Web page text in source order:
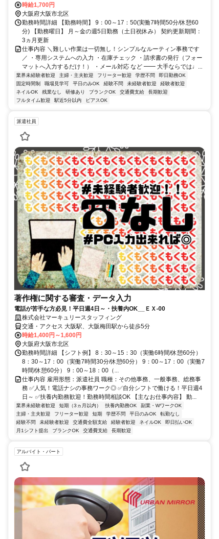
時給1,700円
大阪府大阪市北区
勤務時間詳細 【勤務時間】 9：00～17：50(実働7時間50分/休憩60
分) 【勤務曜日】 月～金の週5日勤務（土日祝休み） 契約更新期間：
3ヵ月更新
仕事内容 ＼難しい作業は一切無し！シンプルなルーティン事務です
／ ・専用システムへの入力 ・在庫チェック ・請求書の発行（フォー
マットへ入力するだけ！） ・メール対応 など ━━ 大手ならでは♩...
業界未経験者歓迎 主婦・主夫歓迎 フリーター歓迎 学歴不問
即日勤務OK
固定時間制
職場見学可 平日のみOK 経験不問 未経験者歓迎
経験者歓迎
ネイルOK
残業なし 研修あり ブランクOK 交通費支給
長期歓迎
フルタイム歓迎
駅近5分以内 ピアスOK
派遣社員
著作権に関する審査・データ入力
電話が苦手な方必見！平日週4日～・扶養内OK__ＥＸ-00
株式会社マーキュリースタッフィング
交通・アクセス 大阪駅、大阪梅田駅から徒歩5分
時給1,400円～1,600円
大阪府大阪市北区
勤務時間詳細 【シフト例】 8：30～15：30（実働6時間/休憩60分）
8：30～17：00（実働7時間30分/休憩60分） 9：00～17：00（実働7
時間/休憩60分） 9：00～18：00（...
仕事内容 雇用形態：派遣社員 職種：その他事務、一般事務、総務事
務 ✅人気！電話ナシの事務ワーク◎ ✅自分シフトで働ける！平日週4
日～ ✅扶養内勤務歓迎！勤務時間相談OK 【主なお仕事内容】 動...
業界未経験者歓迎 短期（3ヵ月以内） 扶養内勤務OK
副業・WワークOK
主婦・主夫歓迎
フリーター歓迎 短期 学歴不問 平日のみOK
転勤なし
経験不問
未経験者歓迎 交通費全額支給 経験者歓迎 ネイルOK
即日払いOK
月1シフト提出
ブランクOK 交通費支給 長期歓迎
アルバイト・パート